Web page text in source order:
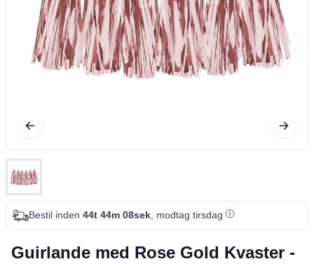
Bestil inden 44t 44m 07sek, modtag tirsdag
Guirlande med Rose Gold Kvaster -